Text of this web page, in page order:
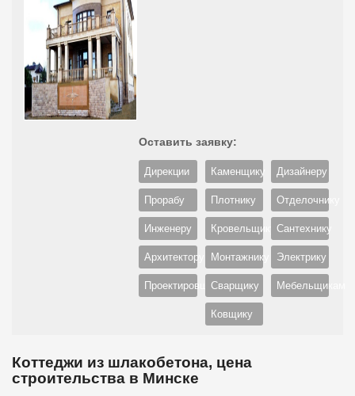
Оставить заявку:
Дирекции
Прорабу
Инженеру
Архитектору
Проектировщику
Каменщику
Плотнику
Кровельщику
Монтажнику
Сварщику
Ковщику
Дизайнеру
Отделочнику
Сантехнику
Электрику
Мебельщикам
Коттеджи из шлакобетона, цена
строительства в Минске